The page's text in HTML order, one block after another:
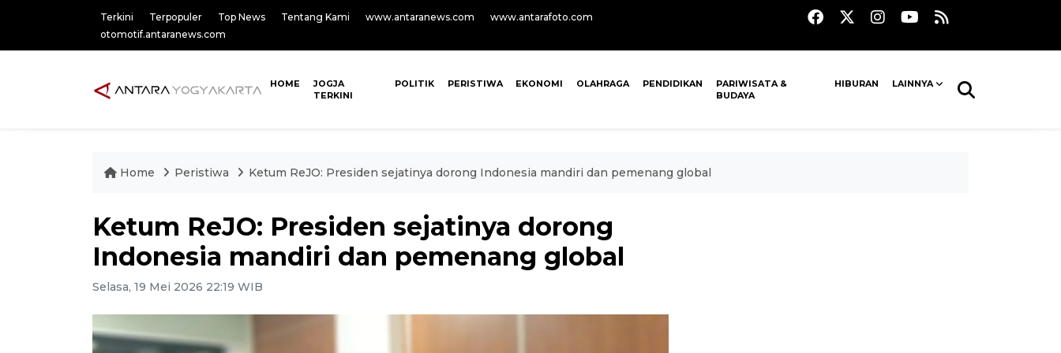
Terkini Terpopuler Top News Tentang Kami www.antaranews.com
www.antarafoto.com
otomotif.antaranews.com
HOME
JOGJA
TERKINI
POLITIK PERISTIWA EKONOMI OLAHRAGA PENDIDIKAN
PARIWISATA &
BUDAYA
HIBURAN LAINNYA
Home Peristiwa Ketum ReJO: Presiden sejatinya dorong Indonesia mandiri dan pemenang global
Ketum ReJO: Presiden sejatinya dorong
Indonesia mandiri dan pemenang global
Selasa, 19 Mei 2026 22:19 WIB